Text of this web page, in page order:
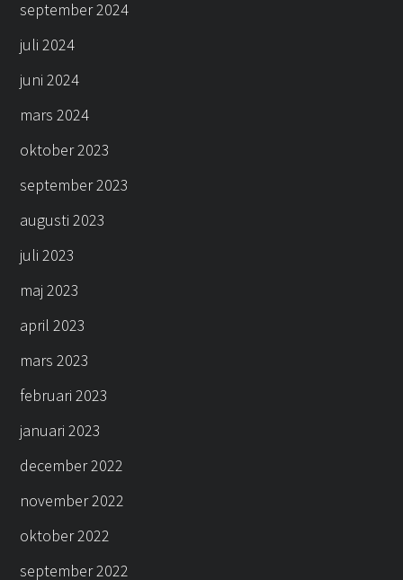
september 2024
juli 2024
juni 2024
mars 2024
oktober 2023
september 2023
augusti 2023
juli 2023
maj 2023
april 2023
mars 2023
februari 2023
januari 2023
december 2022
november 2022
oktober 2022
september 2022